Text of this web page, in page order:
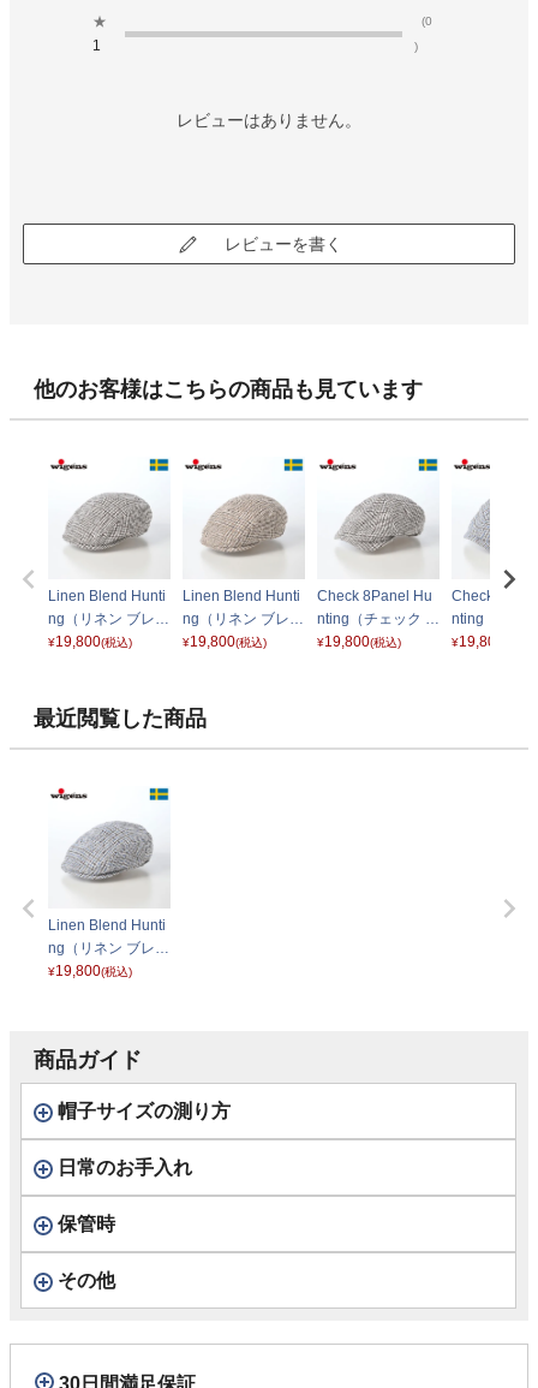
★
1
(0
)
レビューはありません。
レビューを書く
他のお客様はこちらの商品も見ています
Linen Blend Hunti
ng（リネン ブレン
ド ハンチング）10
¥19,800(税込)
Linen Blend Hunti
ng（リネン ブレン
ド ハンチング）10
¥19,800(税込)
Check 8Panel Hu
nting（チェック 8
パネル ハンチン
¥19,800(税込)
Check
nting（チェ
パネル ハン
¥19,800
最近閲覧した商品
Linen Blend Hunti
ng（リネン ブレン
ド ハンチング）10
¥19,800(税込)
商品ガイド
帽子サイズの測り方
日常のお手入れ
保管時
その他